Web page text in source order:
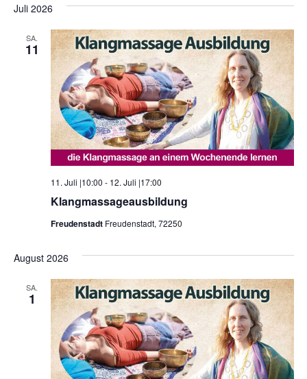
Juli 2026
SA.
11
Klangmassageausbildung
11. Juli |10:00 - 12. Juli |17:00
Freudenstadt Freudenstadt, 72250
August 2026
SA.
1